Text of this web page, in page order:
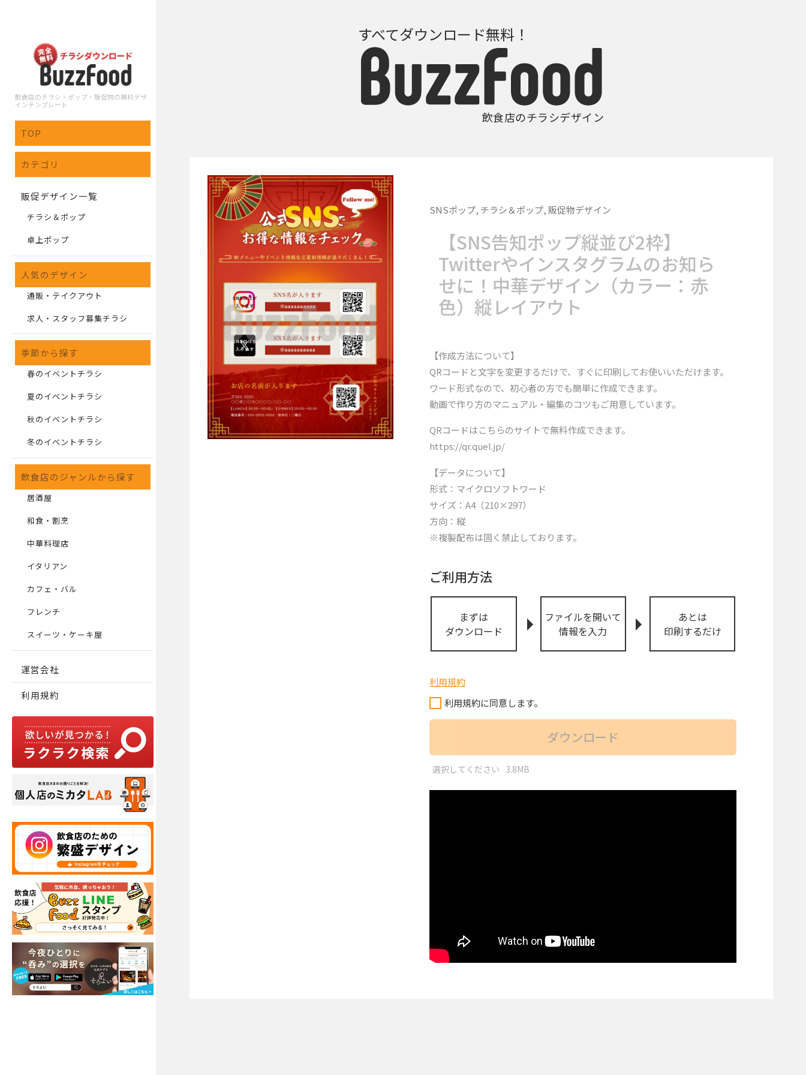
飲食店のチラシ・ポップ・販促物の無料デザ
インテンプレート
TOP
カテゴリ
販促デザイン一覧
チラシ＆ポップ
卓上ポップ
人気のデザイン
通販・テイクアウト
求人・スタッフ募集チラシ
季節から探す
春のイベントチラシ
夏のイベントチラシ
秋のイベントチラシ
冬のイベントチラシ
飲食店のジャンルから探す
居酒屋
和食・割烹
中華料理店
イタリアン
カフェ・バル
フレンチ
スイーツ・ケーキ屋
運営会社
利用規約
すべてダウンロード無料！
飲食店のチラシデザイン
SNSポップ, チラシ＆ポップ, 販促物デザイン
【SNS告知ポップ縦並び2枠】
Twitterやインスタグラムのお知ら
せに！中華デザイン（カラー：赤
色）縦レイアウト
【作成方法について】
QRコードと文字を変更するだけで、すぐに印刷してお使いいただけます。
ワード形式なので、初心者の方でも簡単に作成できます。
動画で作り方のマニュアル・編集のコツもご用意しています。
QRコードはこちらのサイトで無料作成できます。
https://qr.quel.jp/
【データについて】
形式：マイクロソフトワード
サイズ：A4（210×297）
方向：縦
※複製配布は固く禁止しております。
ご利用方法
まずは
ダウンロード
ファイルを開いて
情報を入力
あとは
印刷するだけ
利用規約
利用規約に同意します。
ダウンロード
選択してください 3.8MB